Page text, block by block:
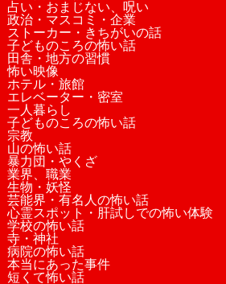
占い・おまじない、呪い
政治・マスコミ・企業
ストーカー・きちがいの話
子どものころの怖い話
田舎・地方の習慣
怖い映像
ホテル・旅館
エレベーター・密室
一人暮らし
子どものころの怖い話
宗教
山の怖い話
暴力団・やくざ
業界、職業
生物・妖怪
芸能界・有名人の怖い話
心霊スポット・肝試しでの怖い体験
学校の怖い話
寺・神社
病院の怖い話
本当にあった事件
短くて怖い話